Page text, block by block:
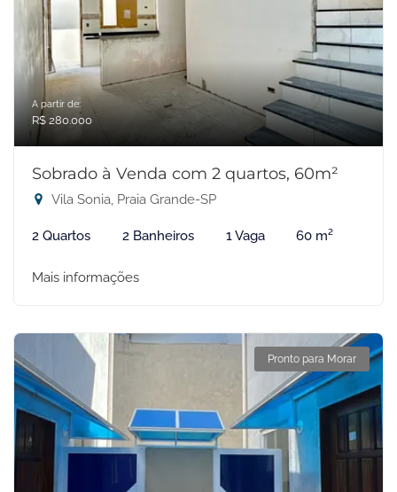
A partir de:
R$ 280.000
Sobrado à Venda com 2 quartos, 60m²
Vila Sonia, Praia Grande-SP
2 Quartos 2 Banheiros 1 Vaga 60 m²
Mais informações
Pronto para Morar